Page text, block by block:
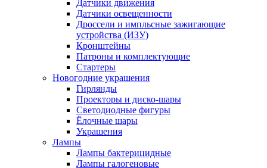
Датчики движения
Датчики освещенности
Дроссели и импльсные зажигающие
устройства (ИЗУ)
Кронштейны
Патроны и комплектующие
Стартеры
Новогодние украшения
Гирлянды
Проекторы и диско-шары
Светодиодные фигуры
Ёлочные шары
Украшения
Лампы
Лампы бактерицидные
Лампы галогеновые